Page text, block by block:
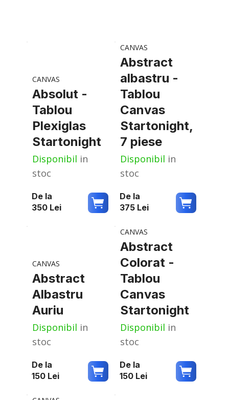
CANVAS
Absolut -
Tablou
Plexiglas
Startonight
Disponibil in
stoc
De la
350 Lei
CANVAS
Abstract
albastru -
Tablou
Canvas
Startonight,
7 piese
Disponibil in
stoc
De la
375 Lei
CANVAS
Abstract
Albastru
Auriu
Disponibil in
stoc
De la
150 Lei
CANVAS
Abstract
Colorat -
Tablou
Canvas
Startonight
Disponibil in
stoc
De la
150 Lei